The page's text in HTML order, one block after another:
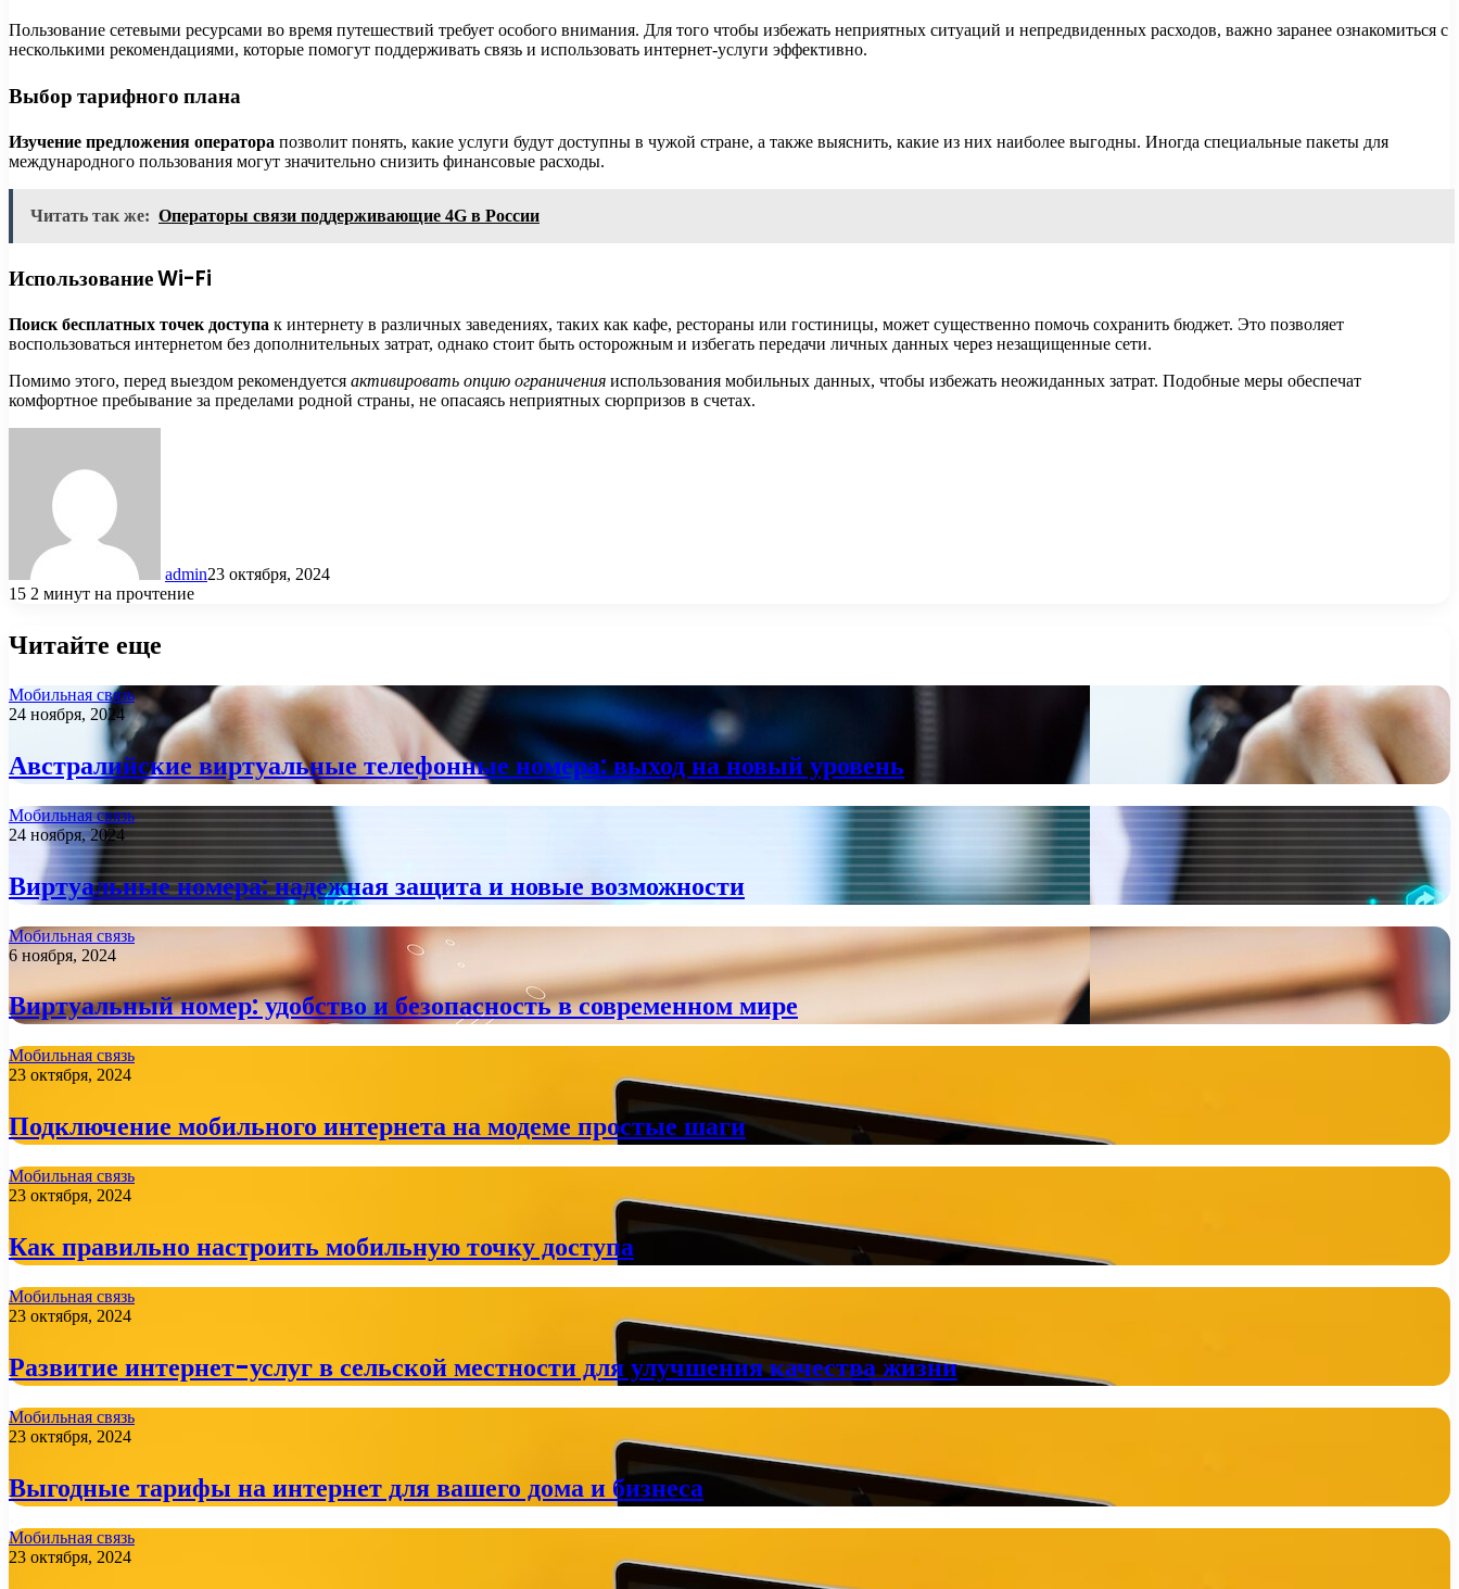
Пользование сетевыми ресурсами во время путешествий требует особого внимания. Для того чтобы избежать неприятных ситуаций и непредвиденных расходов, важно заранее ознакомиться с
несколькими рекомендациями, которые помогут поддерживать связь и использовать интернет-услуги эффективно.
Выбор тарифного плана
Изучение предложения оператора позволит понять, какие услуги будут доступны в чужой стране, а также выяснить, какие из них наиболее выгодны. Иногда специальные пакеты для
международного пользования могут значительно снизить финансовые расходы.
Читать так же: Операторы связи поддерживающие 4G в России
Использование Wi-Fi
Поиск бесплатных точек доступа к интернету в различных заведениях, таких как кафе, рестораны или гостиницы, может существенно помочь сохранить бюджет. Это позволяет
воспользоваться интернетом без дополнительных затрат, однако стоит быть осторожным и избегать передачи личных данных через незащищенные сети.
Помимо этого, перед выездом рекомендуется активировать опцию ограничения использования мобильных данных, чтобы избежать неожиданных затрат. Подобные меры обеспечат
комфортное пребывание за пределами родной страны, не опасаясь неприятных сюрпризов в счетах.
admin23 октября, 2024
15 2 минут на прочтение
Читайте еще
Мобильная связь
24 ноября, 2024
Австралийские виртуальные телефонные номера: выход на новый уровень
Мобильная связь
24 ноября, 2024
Виртуальные номера: надежная защита и новые возможности
Мобильная связь
6 ноября, 2024
Виртуальный номер: удобство и безопасность в современном мире
Мобильная связь
23 октября, 2024
Подключение мобильного интернета на модеме простые шаги
Мобильная связь
23 октября, 2024
Как правильно настроить мобильную точку доступа
Мобильная связь
23 октября, 2024
Развитие интернет-услуг в сельской местности для улучшения качества жизни
Мобильная связь
23 октября, 2024
Выгодные тарифы на интернет для вашего дома и бизнеса
Мобильная связь
23 октября, 2024